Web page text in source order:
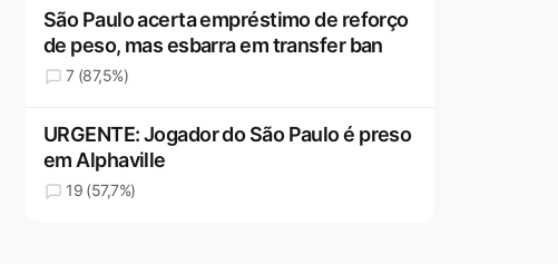
São Paulo acerta empréstimo de reforço
de peso, mas esbarra em transfer ban
7 (87,5%)
URGENTE: Jogador do São Paulo é preso
em Alphaville
19 (57,7%)